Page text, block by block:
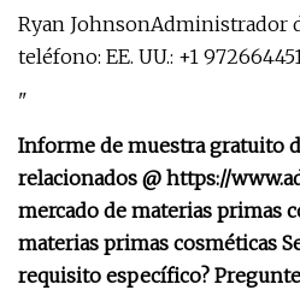
Ryan JohnsonAdministrador
teléfono: EE. UU.: +1
"
Informe de muestra gratuito
relacionados @ https://
mercado de materias primas
materias primas cosméticas
requisito específico?